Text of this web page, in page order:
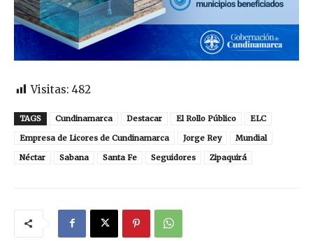
Visitas: 482
TAGS Cundinamarca Destacar El Rollo Público
ELC
Empresa de Licores de Cundinamarca
Jorge Rey
Mundial
Néctar
Sabana Santa Fe Seguidores Zipaquirá